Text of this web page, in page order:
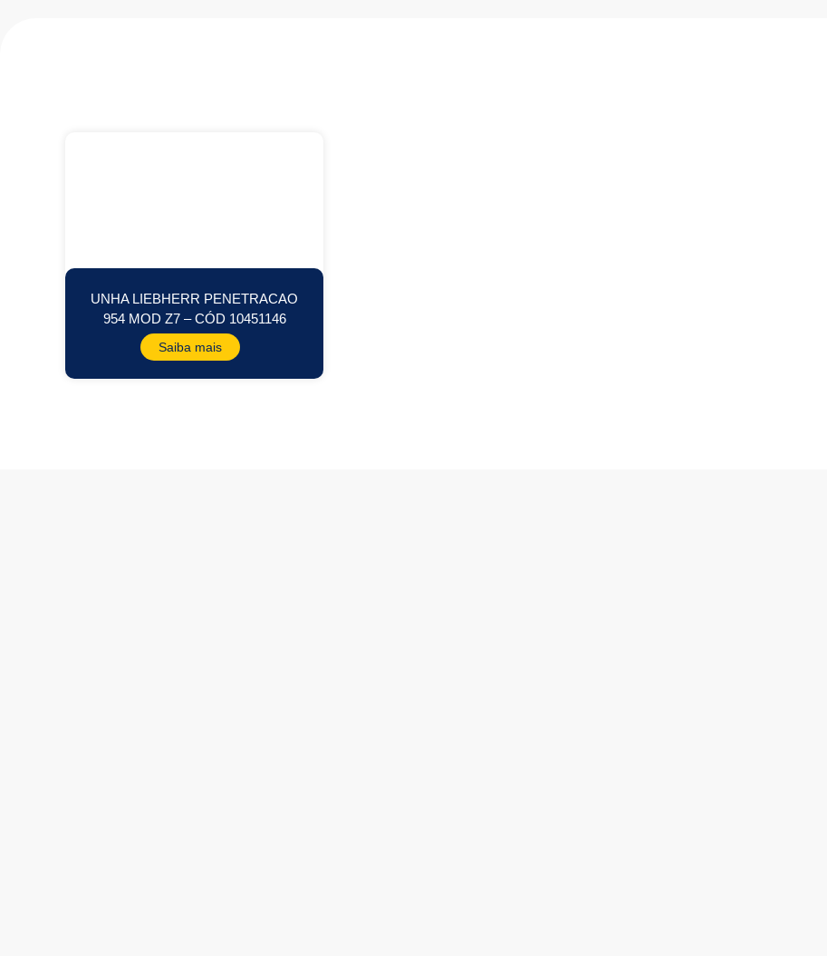
UNHA LIEBHERR PENETRACAO
954 MOD Z7 – CÓD 10451146
Saiba mais